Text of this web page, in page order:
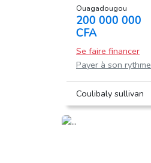
Ouagadougou
200 000 000
CFA
Se faire financer
Payer à son rythme
Coulibaly sullivan